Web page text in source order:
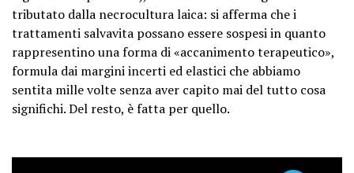
tributato dalla necrocultura laica: si afferma che i
trattamenti salvavita possano essere sospesi in quanto
rappresentino una forma di «accanimento terapeutico»,
formula dai margini incerti ed elastici che abbiamo
sentita mille volte senza aver capito mai del tutto cosa
significhi. Del resto, è fatta per quello.